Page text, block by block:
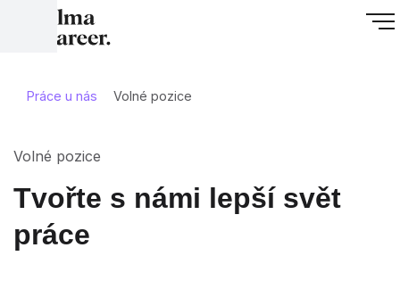
Práce u nás Volné pozice
Volné pozice
Tvořte s námi lepší svět
práce